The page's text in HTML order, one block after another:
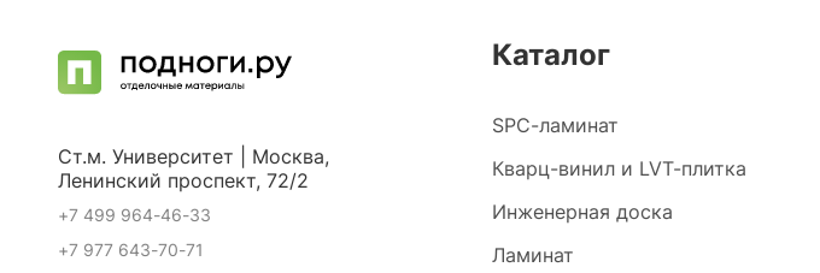
Каталог
SPC-ламинат
Кварц-винил и LVT-плитка
Инженерная доска
Ламинат
Ст.м. Университет | Москва,
Ленинский проспект, 72/2
+7 499 964-46-33
+7 977 643-70-71